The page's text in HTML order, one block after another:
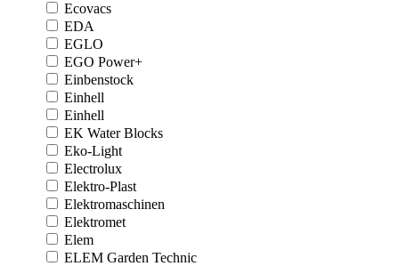
Ecovacs
EDA
EGLO
EGO Power+
Einbenstock
Einhell
Einhell
EK Water Blocks
Eko-Light
Electrolux
Elektro-Plast
Elektromaschinen
Elektromet
Elem
ELEM Garden Technic